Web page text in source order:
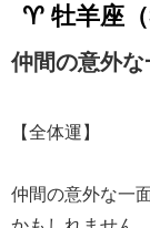
♈ 牡羊座
仲間の意外
【全体運】
仲間の意外な一